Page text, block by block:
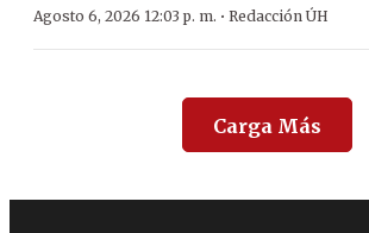
Agosto 6, 2026 12:03 p. m. · Redacción ÚH
Carga Más